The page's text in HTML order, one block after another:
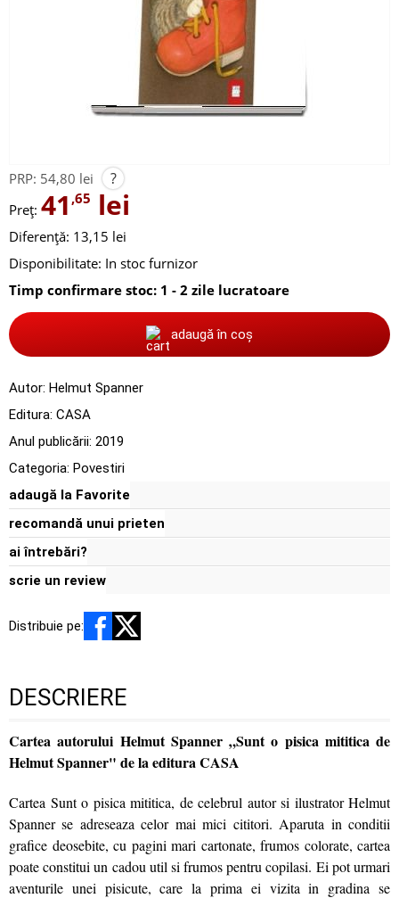
PRP: 54,80 lei ?
Preț: 41 ,65 lei
Diferență: 13,15 lei
Disponibilitate: In stoc furnizor
Timp confirmare stoc: 1 - 2 zile lucratoare
adaugă în coș
Autor: Helmut Spanner
Editura: CASA
Anul publicării: 2019
Categoria: Povestiri
adaugă la Favorite
recomandă unui prieten
ai întrebări?
scrie un review
Distribuie pe:
DESCRIERE
Cartea autorului Helmut Spanner „Sunt o pisica mititica de
Helmut Spanner" de la editura CASA
Cartea Sunt o pisica mititica, de celebrul autor si ilustrator Helmut
Spanner se adreseaza celor mai mici cititori. Aparuta in conditii
grafice deosebite, cu pagini mari cartonate, frumos colorate, cartea
poate constitui un cadou util si frumos pentru copilasi. Ei pot urmari
aventurile unei pisicute, care la prima ei vizita in gradina se